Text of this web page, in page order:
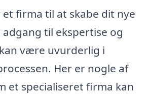
firma til at skabe dit nye
til ekspertise og
være uvurderlig i
Her er nogle af
et specialiseret firma kan